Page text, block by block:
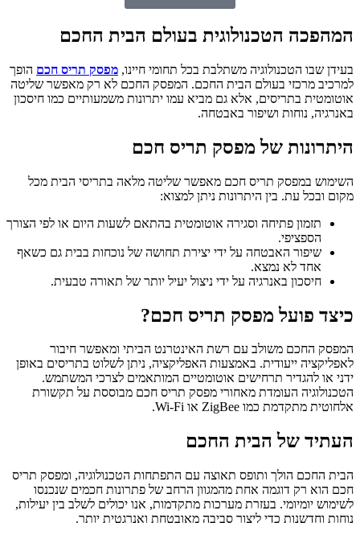
המהפכה הטכנולוגית בעולם הבית החכם
בעידן שבו הטכנולוגיה משתלבת בכל תחומי חיינו, מפסק תריס חכם הופך
למרכיב מרכזי בעולם הבית החכם. המפסק החכם לא רק מאפשר שליטה
אוטומטית בתריסים, אלא גם מביא עמו יתרונות משמעותיים כמו חיסכון
באנרגיה, נוחות ושיפור באבטחה.
היתרונות של מפסק תריס חכם
השימוש במפסק תריס חכם מאפשר שליטה מלאה בתריסי הבית מכל
מקום ובכל עת. בין היתרונות ניתן למצוא:
תזמון פתיחה וסגירה אוטומטית בהתאם לשעות היום או לפי הצורך
הספציפי.
שיפור האבטחה על ידי יצירת תחושה של נוכחות בבית גם כשאף
אחד לא נמצא.
חיסכון באנרגיה על ידי ניצול יעיל יותר של תאורה טבעית.
כיצד פועל מפסק תריס חכם?
המפסק החכם משולב עם רשת האינטרנט הביתי ומאפשר חיבור
לאפליקציה ייעודית. באמצעות האפליקציה, ניתן לשלוט בתריסים באופן
ידני או להגדיר תרחישים אוטומטיים המותאמים לצרכי המשתמש.
הטכנולוגיה העומדת מאחורי מפסק תריס חכם מבוססת על תקשורת
אלחוטית מתקדמת כמו ZigBee או Wi-Fi.
העתיד של הבית החכם
הבית החכם הולך ותופס תאוצה עם התפתחות הטכנולוגיה, ומפסק תריס
חכם הוא רק דוגמה אחת מהמגוון הרחב של פתרונות חכמים שנכנסו
לשימוש יומיומי. בעזרת מערכות מתקדמות, אנו יכולים לשלב בין יעילות,
נוחות וחדשנות כדי ליצור סביבה מאובטחת ואנרגטית יותר.